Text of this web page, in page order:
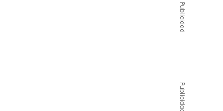
Publicidad
Publicidad